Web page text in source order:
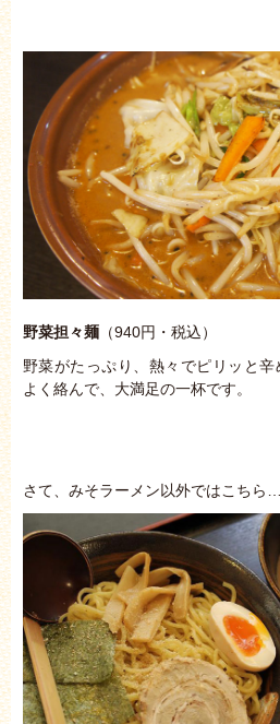
野菜担々麺 （940円・税込）
野菜がたっぷり、熱々でピリッと
よく絡んで、大満足の一杯です。
さて、みそラーメン以外ではこちら…